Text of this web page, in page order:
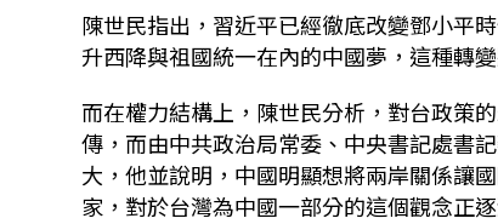
陳世民指出，習近平已經徹底改變鄧小平
升西降與祖國統一在內的中國夢，這種轉
而在權力結構上，陳世民分析，對台政策
傳，而由中共政治局常委、中央書記處書
大，他並說明，中國明顯想將兩岸關係讓
家，對於台灣為中國一部分的這個觀念正